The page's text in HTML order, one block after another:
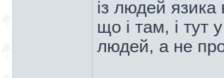
із людей
що і там, і тут
людей, а не